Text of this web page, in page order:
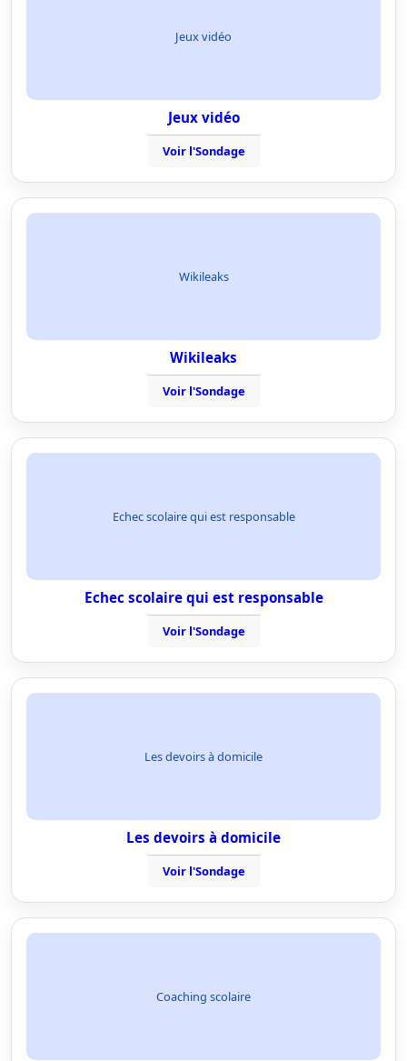
Jeux vidéo
Jeux vidéo
Voir l'Sondage
Wikileaks
Wikileaks
Voir l'Sondage
Echec scolaire qui est responsable
Echec scolaire qui est responsable
Voir l'Sondage
Les devoirs à domicile
Les devoirs à domicile
Voir l'Sondage
Coaching scolaire